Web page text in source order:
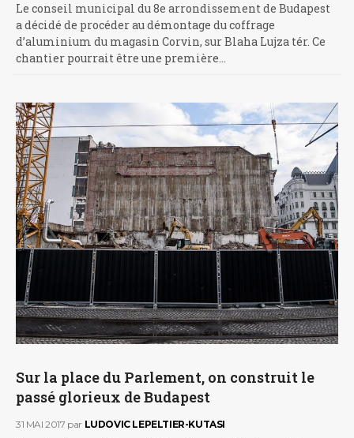
Le conseil municipal du 8e arrondissement de Budapest
a décidé de procéder au démontage du coffrage
d’aluminium du magasin Corvin, sur Blaha Lujza tér. Ce
chantier pourrait être une première…
Sur la place du Parlement, on construit le
passé glorieux de Budapest
31 MAI 2017 par LUDOVIC LEPELTIER-KUTASI